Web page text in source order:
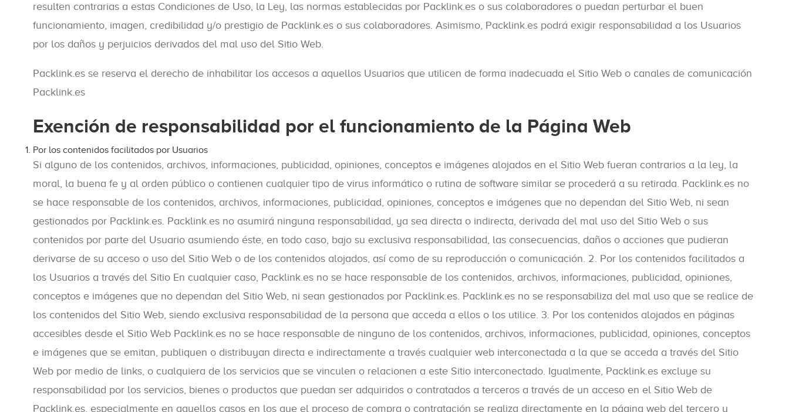
resulten contrarias a estas Condiciones de Uso, la Ley, las normas establecidas por Packlink.es o sus colaboradores o puedan perturbar el buen
funcionamiento, imagen, credibilidad y/o prestigio de Packlink.es o sus colaboradores. Asimismo, Packlink.es podrá exigir responsabilidad a los Usuarios
por los daños y perjuicios derivados del mal uso del Sitio Web.
Packlink.es se reserva el derecho de inhabilitar los accesos a aquellos Usuarios que utilicen de forma inadecuada el Sitio Web o canales de comunicación
Packlink.es
Exención de responsabilidad por el funcionamiento de la Página Web
Por los contenidos facilitados por Usuarios
Si alguno de los contenidos, archivos, informaciones, publicidad, opiniones, conceptos e imágenes alojados en el Sitio Web fueran contrarios a la ley, la
moral, la buena fe y al orden público o contienen cualquier tipo de virus informático o rutina de software similar se procederá a su retirada. Packlink.es no
se hace responsable de los contenidos, archivos, informaciones, publicidad, opiniones, conceptos e imágenes que no dependan del Sitio Web, ni sean
gestionados por Packlink.es. Packlink.es no asumirá ninguna responsabilidad, ya sea directa o indirecta, derivada del mal uso del Sitio Web o sus
contenidos por parte del Usuario asumiendo éste, en todo caso, bajo su exclusiva responsabilidad, las consecuencias, daños o acciones que pudieran
derivarse de su acceso o uso del Sitio Web o de los contenidos alojados, así como de su reproducción o comunicación. 2. Por los contenidos facilitados a
los Usuarios a través del Sitio En cualquier caso, Packlink.es no se hace responsable de los contenidos, archivos, informaciones, publicidad, opiniones,
conceptos e imágenes que no dependan del Sitio Web, ni sean gestionados por Packlink.es. Packlink.es no se responsabiliza del mal uso que se realice de
los contenidos del Sitio Web, siendo exclusiva responsabilidad de la persona que acceda a ellos o los utilice. 3. Por los contenidos alojados en páginas
accesibles desde el Sitio Web Packlink.es no se hace responsable de ninguno de los contenidos, archivos, informaciones, publicidad, opiniones, conceptos
e imágenes que se emitan, publiquen o distribuyan directa e indirectamente a través cualquier web interconectada a la que se acceda a través del Sitio
Web por medio de links, o cualquiera de los servicios que se vinculen o relacionen a este Sitio interconectado. Igualmente, Packlink.es excluye su
responsabilidad por los servicios, bienes o productos que puedan ser adquiridos o contratados a terceros a través de un acceso en el Sitio Web de
Packlink.es, especialmente en aquellos casos en los que el proceso de compra o contratación se realiza directamente en la página web del tercero y